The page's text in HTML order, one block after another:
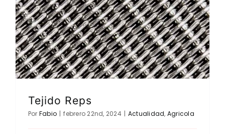
Tejido Reps
Por Fabio | febrero 22nd, 2024 | Actualidad, Agricola